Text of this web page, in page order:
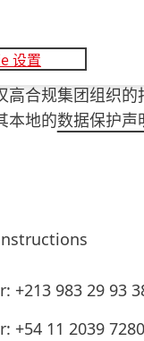
护
高合规集团组织
本地的数据保护声
+213 983 29 93
+54 11 2039
设置